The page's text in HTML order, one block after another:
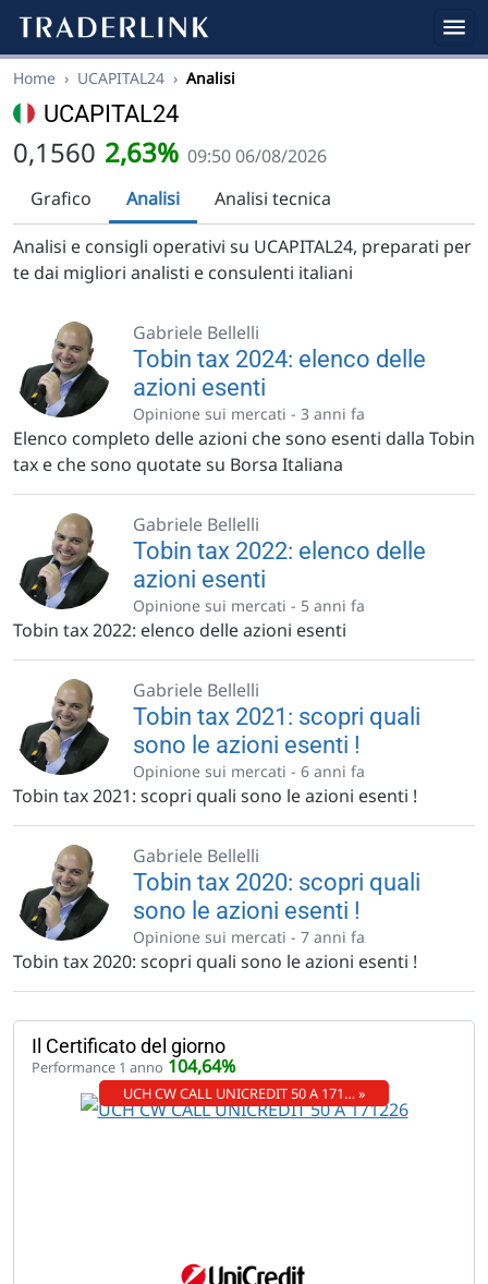
Home › UCAPITAL24 › Analisi
UCAPITAL24
0,1560 2,63% 09:50 06/08/2026
Grafico
Analisi
Analisi tecnica
Analisi e consigli operativi su UCAPITAL24, preparati per
te dai migliori analisti e consulenti italiani
Gabriele Bellelli
Tobin tax 2024: elenco delle
azioni esenti
Opinione sui mercati - 3 anni fa
Elenco completo delle azioni che sono esenti dalla Tobin
tax e che sono quotate su Borsa Italiana
Gabriele Bellelli
Tobin tax 2022: elenco delle
azioni esenti
Opinione sui mercati - 5 anni fa
Tobin tax 2022: elenco delle azioni esenti
Gabriele Bellelli
Tobin tax 2021: scopri quali
sono le azioni esenti !
Opinione sui mercati - 6 anni fa
Tobin tax 2021: scopri quali sono le azioni esenti !
Gabriele Bellelli
Tobin tax 2020: scopri quali
sono le azioni esenti !
Opinione sui mercati - 7 anni fa
Tobin tax 2020: scopri quali sono le azioni esenti !
Il Certificato del giorno
Performance 1 anno 104,64%
UCH CW CALL UNICREDIT 50 A 171… »